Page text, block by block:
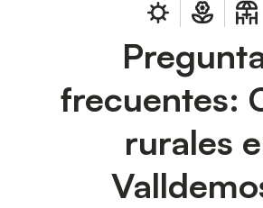
frecuentes:
rurales